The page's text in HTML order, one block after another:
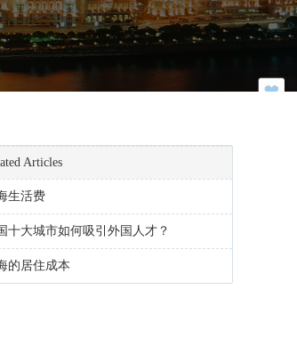
Articles
生活费
十大城市如何吸引外国人才？
的居住成本